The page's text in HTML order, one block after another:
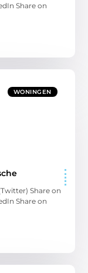
Share on
WONINGEN
Share on
Share on